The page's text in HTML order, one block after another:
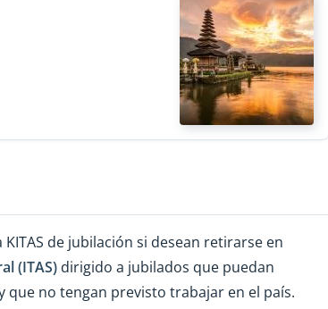
de jubilación si desean retirarse en
(ITAS) dirigido a jubilados que puedan
no tengan previsto trabajar en el país.